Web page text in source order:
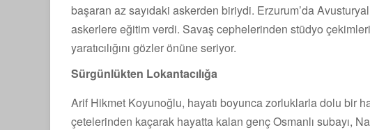
başaran az sayıdaki askerden biriydi. Erzurum’da
askerlere eğitim verdi. Savaş cephelerinden stüdyo
yaratıcılığını gözler önüne seriyor.
Sürgünlükten Lokantacılığa
Arif Hikmet Koyunoğlu, hayatı boyunca zorluklarla dolu bir
çetelerinden kaçarak hayatta kalan genç Osmanlı subayı,